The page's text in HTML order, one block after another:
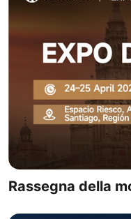
Rassegna della